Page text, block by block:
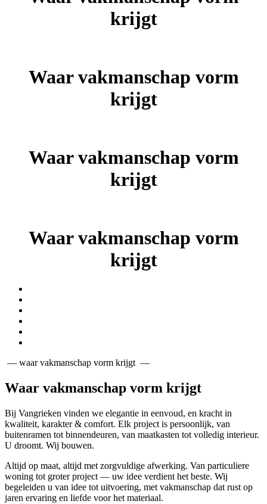
krijgt
Waar vakmanschap vorm
krijgt
Waar vakmanschap vorm
krijgt
Waar vakmanschap vorm
krijgt
— waar vakmanschap vorm krijgt —
Waar vakmanschap vorm krijgt
Bij Vangrieken vinden we elegantie in eenvoud, en kracht in
kwaliteit, karakter & comfort. Elk project is persoonlijk, van
buitenramen tot binnendeuren, van maatkasten tot volledig interieur.
U droomt. Wij bouwen.
Altijd op maat, altijd met zorgvuldige afwerking. Van particuliere
woning tot groter project — uw idee verdient het beste. Wij
begeleiden u van idee tot uitvoering, met vakmanschap dat rust op
jaren ervaring en liefde voor het materiaal.